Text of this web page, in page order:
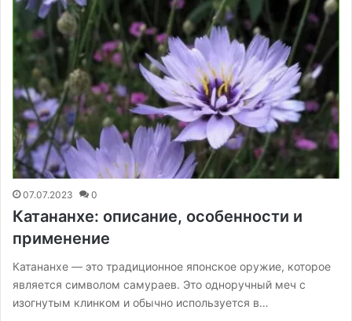
07.07.2023 0
Катананхе: описание, особенности и
применение
Катананхе — это традиционное японское оружие, которое
является символом самураев. Это одноручный меч с
изогнутым клинком и обычно используется в…